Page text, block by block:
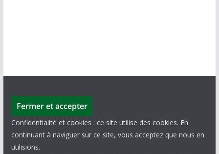
Confidentialité et cookies : ce site utilise des cookies. En
continuant à naviguer sur ce site, vous acceptez que nous en
utilisions.